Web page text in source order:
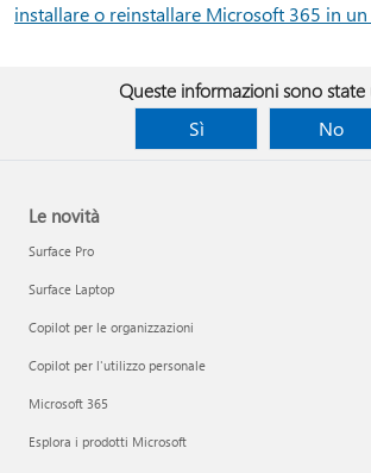
installare o reinstallare Microsoft 365 in un
Queste informazioni sono state
Sì
No
Le novità
Surface Pro
Surface Laptop
Copilot per le organizzazioni
Copilot per l'utilizzo personale
Microsoft 365
Esplora i prodotti Microsoft